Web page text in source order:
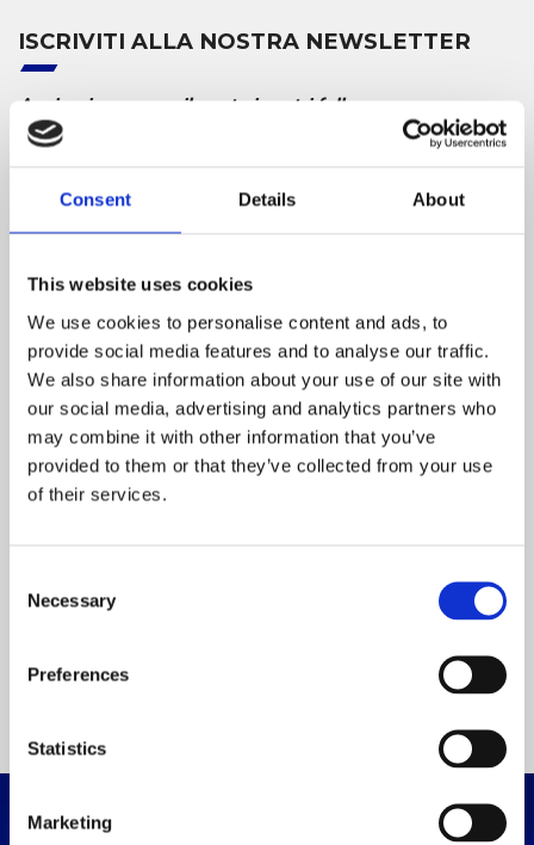
Consent Details About
This website uses cookies
We use cookies to personalise content and ads, to
provide social media features and to analyse our traffic.
We also share information about your use of our site with
our social media, advertising and analytics partners who
may combine it with other information that you’ve
provided to them or that they’ve collected from your use
of their services.
S
Necessary
Preferences
Statistics
Marketing
ISCRIVITI ALLA NOSTRA NEWSLETTER
Aggiorniamo mensilmente i nostri follower con
informazioni e novità dal mondo dell’oleodinamica
Azienda
Nazione
E-mail
Acconsento al trattamento dei dati personali per attività di marketing
diretto come indicato nella